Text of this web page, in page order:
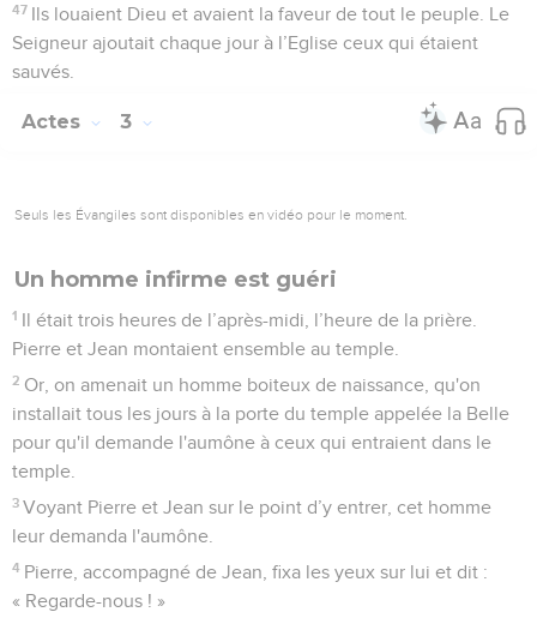
47 Ils louaient Dieu et avaient la faveur de tout le peuple. Le
Seigneur ajoutait chaque jour à l’Eglise ceux qui étaient
sauvés.
Actes 3
Seuls les Évangiles sont disponibles en vidéo pour le moment.
Un homme infirme est guéri
1 Il était trois heures de l’après-midi, l’heure de la prière.
Pierre et Jean montaient ensemble au temple.
2 Or, on amenait un homme boiteux de naissance, qu'on
installait tous les jours à la porte du temple appelée la Belle
pour qu'il demande l'aumône à ceux qui entraient dans le
temple.
3 Voyant Pierre et Jean sur le point d’y entrer, cet homme
leur demanda l'aumône.
4 Pierre, accompagné de Jean, fixa les yeux sur lui et dit :
« Regarde-nous ! »